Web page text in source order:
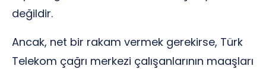
değildir.
Ancak, net bir rakam vermek gerekirse, Türk
Telekom çağrı merkezi çalışanlarının maaşları